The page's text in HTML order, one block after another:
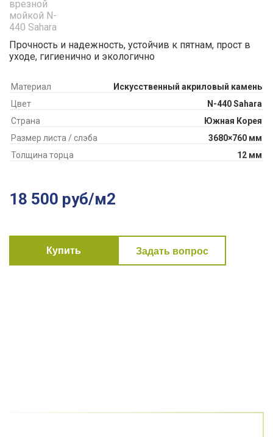
Прочность и надежность, устойчив к пятнам, прост в
уходе, гигиенично и экологично
Материал
Искусственный акриловый камень
Цвет
N-440 Sahara
Страна
Южная Корея
Размер листа / слэба
3680×760 мм
Толщина торца
12 мм
18 500 руб/м2
Купить Задать вопрос